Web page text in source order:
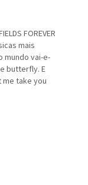
FOREVER
mais
mundo vai-e-
butterfly. E
take you